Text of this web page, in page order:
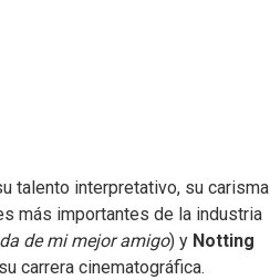
talento interpretativo, su carisma
más importantes de la industria
de mi mejor amigo) y Notting
carrera cinematográfica.